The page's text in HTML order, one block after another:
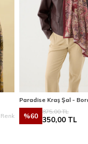
Paradise Kraş Şal -
%60
875,00TL
350,00TL